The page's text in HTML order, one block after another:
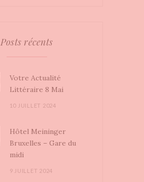
Posts récents
Votre Actualité
Littéraire 8 Mai
10 JUILLET 2024
Hôtel Meininger
Bruxelles – Gare du
midi
9 JUILLET 2024